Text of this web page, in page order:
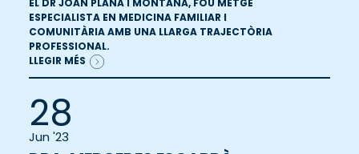
EL DR JOAN PLANA I MONTAÑA, FOU METGE
ESPECIALISTA EN MEDICINA FAMILIAR I
COMUNITÀRIA AMB UNA LLARGA TRAJECTÒRIA
PROFESSIONAL.
LLEGIR MÉS
28
Jun '23